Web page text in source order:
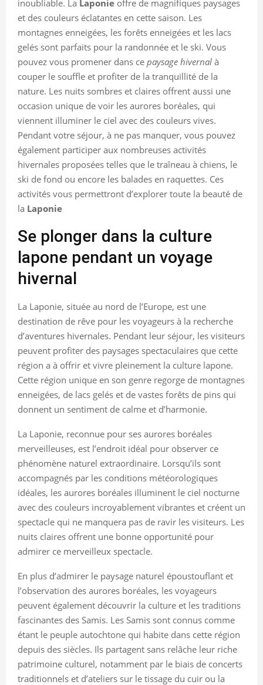
inoubliable. La Laponie offre de magnifiques paysages
et des couleurs éclatantes en cette saison. Les
montagnes enneigées, les forêts enneigées et les lacs
gelés sont parfaits pour la randonnée et le ski. Vous
pouvez vous promener dans ce paysage hivernal à
couper le souffle et profiter de la tranquillité de la
nature. Les nuits sombres et claires offrent aussi une
occasion unique de voir les aurores boréales, qui
viennent illuminer le ciel avec des couleurs vives.
Pendant votre séjour, à ne pas manquer, vous pouvez
également participer aux nombreuses activités
hivernales proposées telles que le traîneau à chiens, le
ski de fond ou encore les balades en raquettes. Ces
activités vous permettront d’explorer toute la beauté de
la Laponie
Se plonger dans la culture
lapone pendant un voyage
hivernal
La Laponie, située au nord de l’Europe, est une
destination de rêve pour les voyageurs à la recherche
d’aventures hivernales. Pendant leur séjour, les visiteurs
peuvent profiter des paysages spectaculaires que cette
région a à offrir et vivre pleinement la culture lapone.
Cette région unique en son genre regorge de montagnes
enneigées, de lacs gelés et de vastes forêts de pins qui
donnent un sentiment de calme et d’harmonie.
La Laponie, reconnue pour ses aurores boréales
merveilleuses, est l’endroit idéal pour observer ce
phénomène naturel extraordinaire. Lorsqu’ils sont
accompagnés par les conditions météorologiques
idéales, les aurores boréales illuminent le ciel nocturne
avec des couleurs incroyablement vibrantes et créent un
spectacle qui ne manquera pas de ravir les visiteurs. Les
nuits claires offrent une bonne opportunité pour
admirer ce merveilleux spectacle.
En plus d’admirer le paysage naturel époustouflant et
l’observation des aurores boréales, les voyageurs
peuvent également découvrir la culture et les traditions
fascinantes des Samis. Les Samis sont connus comme
étant le peuple autochtone qui habite dans cette région
depuis des siècles. Ils partagent sans relâche leur riche
patrimoine culturel, notamment par le biais de concerts
traditionnels et d’ateliers sur le tissage du cuir ou la